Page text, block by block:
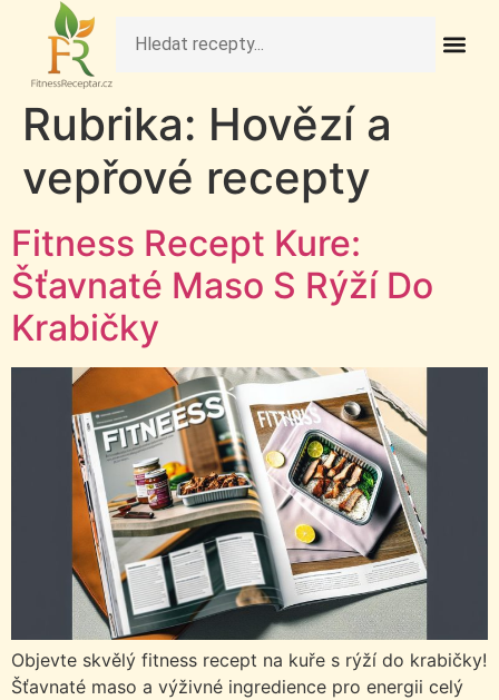
Rubrika: Hovězí a
vepřové recepty
Fitness Recept Kure:
Šťavnaté Maso S Rýží Do
Krabičky
Objevte skvělý fitness recept na kuře s rýží do krabičky!
Šťavnaté maso a výživné ingredience pro energii celý